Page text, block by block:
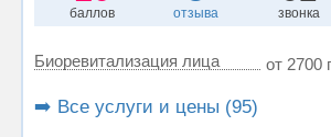
баллов отзыва звонка
Биоревитализация лица от 2700
➡️ Все услуги и цены (95)